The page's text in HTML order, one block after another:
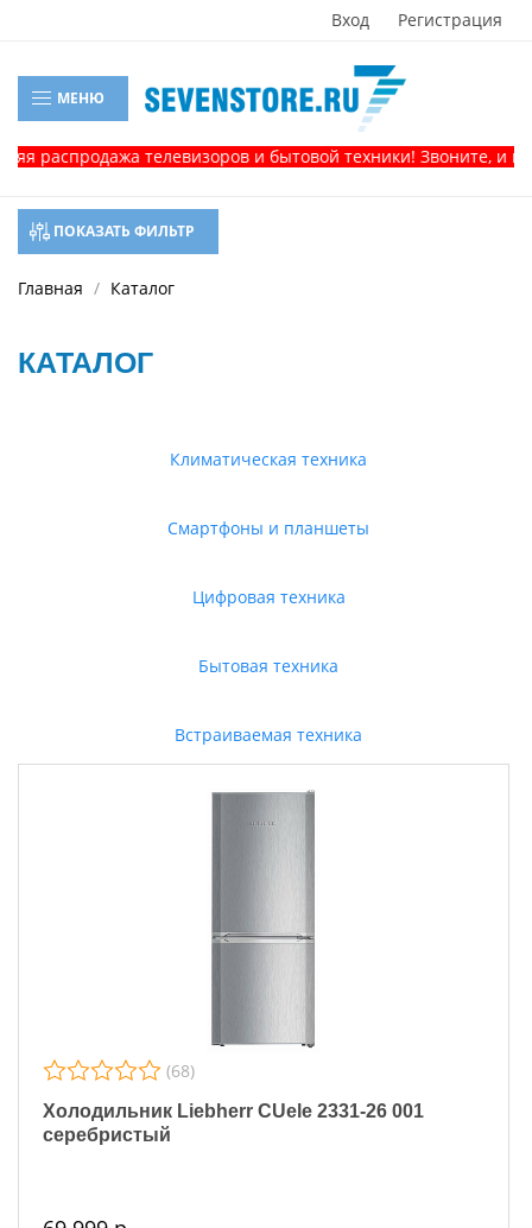
Вход Регистрация
МЕНЮ
телевизоров и бытовой техники! Звоните, и
ПОКАЗАТЬ ФИЛЬТР
Главная Каталог
КАТАЛОГ
Климатическая техника
Смартфоны и планшеты
Цифровая техника
Бытовая техника
Встраиваемая техника
(68)
Холодильник Liebherr CUele 2331-26 001
серебристый